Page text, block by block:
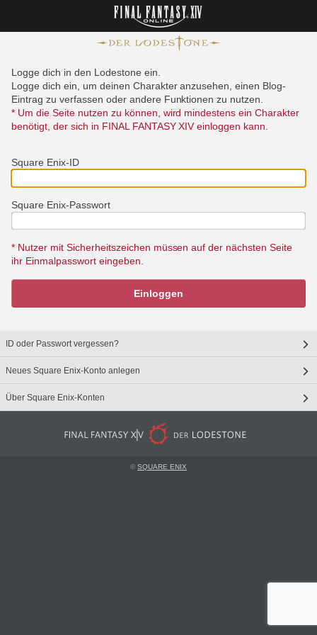
Logge dich in den Lodestone ein.
Logge dich ein, um deinen Charakter anzusehen, einen Blog-
Eintrag zu verfassen oder andere Funktionen zu nutzen.
* Um die Seite nutzen zu können, wird mindestens ein Charakter
benötigt, der sich in FINAL FANTASY XIV einloggen kann.
Square Enix-ID
Square Enix-Passwort
* Nutzer mit Sicherheitszeichen müssen auf der nächsten Seite
ihr Einmalpasswort eingeben.
Einloggen
ID oder Passwort vergessen?
Neues Square Enix-Konto anlegen
Über Square Enix-Konten
©SQUARE ENIX